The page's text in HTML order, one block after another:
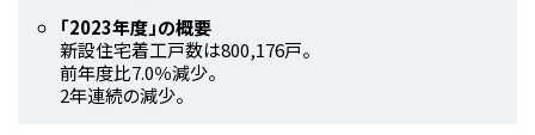
「2023年度」の概要
新設住宅着工戸数は800,176戸。
前年度比7.0％減少。
2年連続の減少。